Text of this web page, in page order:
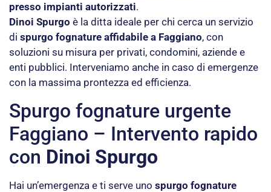
presso impianti autorizzati.
Dinoi Spurgo è la ditta ideale per chi cerca un servizio
di spurgo fognature affidabile a Faggiano, con
soluzioni su misura per privati, condomini, aziende e
enti pubblici. Interveniamo anche in caso di emergenze
con la massima prontezza ed efficienza.
Spurgo fognature urgente
Faggiano – Intervento rapido
con Dinoi Spurgo
Hai un’emergenza e ti serve uno spurgo fognature